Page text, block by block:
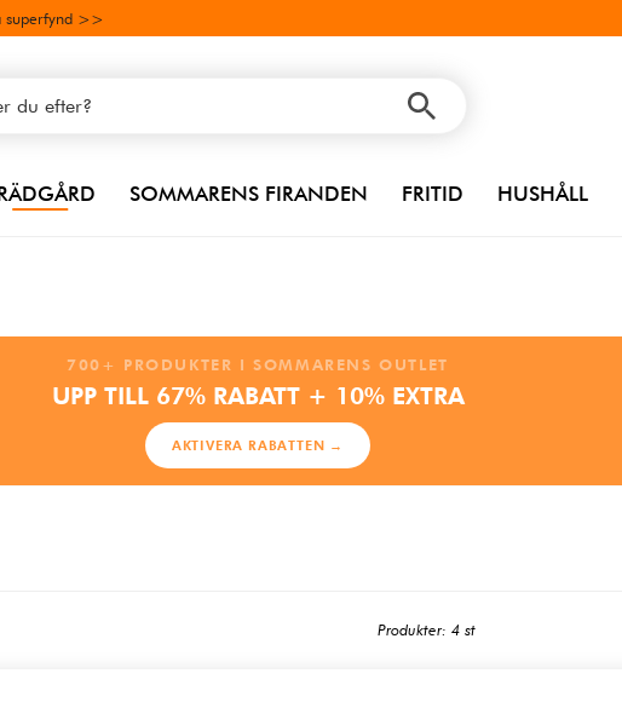
superfynd >>
SOMMARENS FIRANDEN FRITID HUSHÅLL
700+ PRODUKTER I SOMMARENS OUTLET
UPP TILL 67% RABATT + 10% EXTRA
AKTIVERA RABATTEN →
Produkter: 4 st